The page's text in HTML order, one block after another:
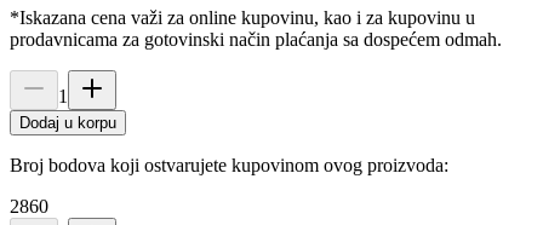
*Iskazana cena važi za online kupovinu, kao i za kupovinu u
prodavnicama za gotovinski način plaćanja sa dospećem odmah.
1
Dodaj u korpu
Broj bodova koji ostvarujete kupovinom ovog proizvoda:
2860